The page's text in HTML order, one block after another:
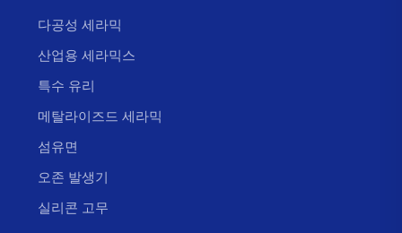
모든 값을 대표하지 않음)
실리콘 스크린 인쇄 기술과 이후 공정 건조/경화, 소성,
레이저 트리밍을 통해 저항 카드, 표면 실장 소자, 하이
브리드 집적 회로 및 센서와 같은 전자 장비를 제작하는
다공성 세라믹
산업용 세라믹스
특수 유리
메탈라이즈드 세라믹
섬유면
오존 발생기
실리콘 고무